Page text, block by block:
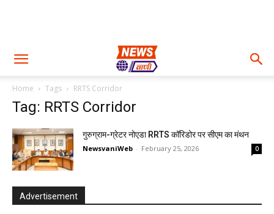
Home Tags RRTS Corridor
Tag: RRTS Corridor
गुरुग्राम-ग्रेटर नोएडा RRTS कॉरिडोर पर सीएम का मंथन
NewsvaniWeb - February 25, 2026 0
Advertisement